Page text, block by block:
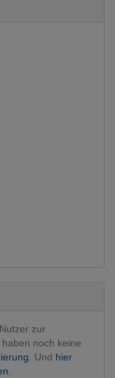
zur
noch keine
Und hier